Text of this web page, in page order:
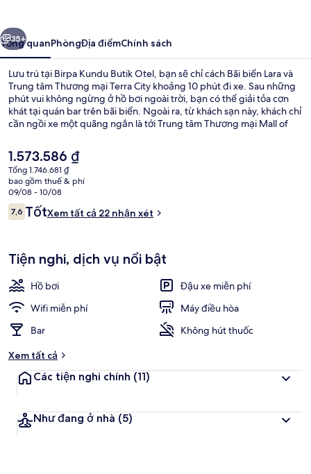
Tiếp
35+
Tổng quanPhòngĐịa điểmChính sách
Lưu trú tại Birpa Kundu Butik Otel, bạn sẽ chỉ cách Bãi biển Lara và
Trung tâm Thương mại Terra City khoảng 10 phút đi xe. Sau những
phút vui không ngừng ở hồ bơi ngoài trời, bạn có thể giải tỏa cơn
khát tại quán bar trên bãi biển. Ngoài ra, từ khách sạn này, khách chỉ
cần ngồi xe một quãng ngắn là tới Trung tâm Thương mại Mall of
Giá
hiện
tại
là
1.573.586 ₫
1.573.586 ₫
Tổng 1.746.681 ₫
bao gồm thuế & phí
09/08 - 10/08
Nhận
xét
7,67,6 trên 10,
TốtXem tất cả 22 nhận xét
Tiện nghi, dịch vụ nổi bật
Hồ bơi
Đậu xe miễn phí
Wifi miễn phí
Máy điều hòa
Bar
Không hút thuốc
Xem tất cả
Các tiện nghi chính (11)
Như đang ở nhà (5)